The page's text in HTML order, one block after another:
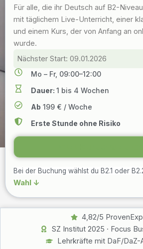
Für alle, die ihr Deutsch auf B2-
mit täglichem Live-Unterricht, einer
und einem Kurs, der von Anfang an
wurde.
Nächster Start: 09.01.2026
Mo – Fr, 09:00–12:00
Dauer: 1 bis 4 Wochen
Ab 199 € / Woche
Erste Stunde ohne Risiko
Bei der Buchung wählst du B2.1 oder
Wahl ↓
4,82/5
SZ Institut 2025 · Focus
Lehrkräfte mit DaF/DaZ-